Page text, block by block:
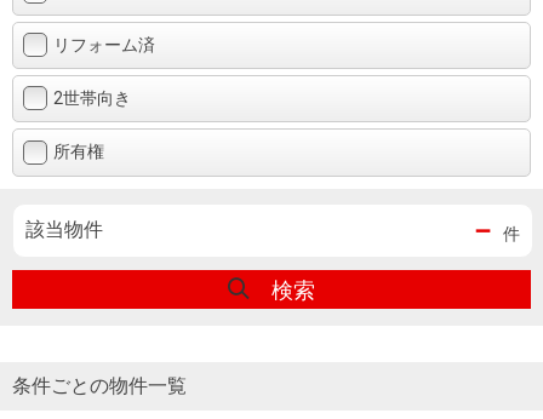
リフォーム済
2世帯向き
所有権
該当物件 － 件
検索
条件ごとの物件一覧